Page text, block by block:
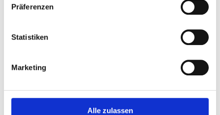
Präferenzen
Statistiken
Marketing
Alle zulassen